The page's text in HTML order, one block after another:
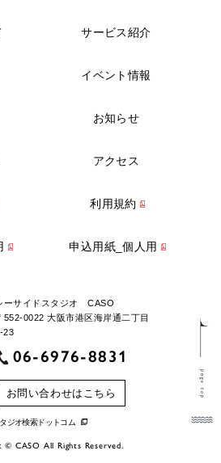
page top
ーサイドスタジオ CASO
552-0022 大阪市港区海岸通二丁目
23
06-6976-8831
お問い合わせはこちら
サービス紹介
イベント情報
お知らせ
アクセス
利用規約
申込用紙_個人用
ジオ検索ドットコム
© CASO All Rights Reserved.